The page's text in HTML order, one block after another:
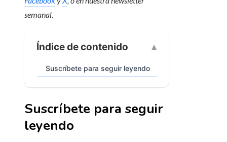
semanal.
Índice de contenido
Suscríbete para seguir leyendo
Suscríbete para seguir
leyendo